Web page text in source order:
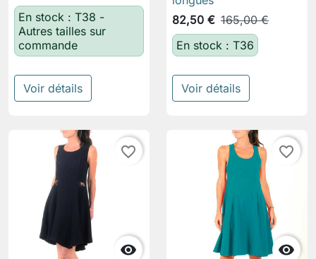
En stock : T38 -
Autres tailles sur
commande
Voir détails
82,50 € 165,00 €
En stock : T36
Voir détails

favorite_border

favorite_border